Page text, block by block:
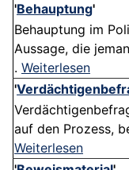
'Behauptung'
Behauptung im
Aussage, die
. Weiterlesen
'
auf den Prozess,
Weiterlesen